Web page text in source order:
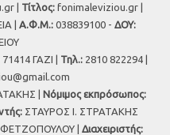
| Τίτλος:fonimaleviziou.gr |
| Α.Φ.Μ.: 038839100 - ΔΟΥ:
ΓΑΖΙ | Τηλ.: 2810 822294 |
| Νόμιμος εκπρόσωπος:
ΣΤΑΥΡΟΣ Ι. ΣΤΡΑΤΑΚΗΣ
| Διαχειριστής: